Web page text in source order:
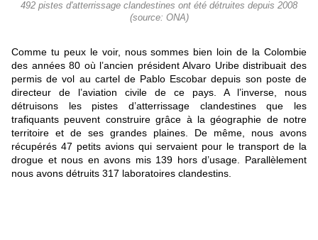
492 pistes d'atterrissage clandestines ont été détruites depuis 2008
(source: ONA)
Comme tu peux le voir, nous sommes bien loin de la Colombie
des années 80 où l’ancien président Alvaro Uribe distribuait des
permis de vol au cartel de Pablo Escobar depuis son poste de
directeur de l’aviation civile de ce pays. A l’inverse, nous
détruisons les pistes d’atterrissage clandestines que les
trafiquants peuvent construire grâce à la géographie de notre
territoire et de ses grandes plaines. De même, nous avons
récupérés 47 petits avions qui servaient pour le transport de la
drogue et nous en avons mis 139 hors d’usage. Parallèlement
nous avons détruits 317 laboratoires clandestins.